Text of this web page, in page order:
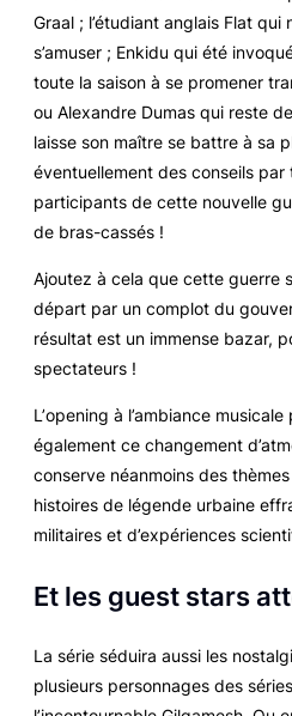
Graal ; l’étudiant anglais Flat
s’amuser ; Enkidu qui été
toute la saison à se promener
ou Alexandre Dumas qui reste
laisse son maître se battre à sa
éventuellement des conseils par
participants de cette nouvelle
de bras-cassés !
Ajoutez à cela que cette guerre
départ par un complot du
résultat est un immense bazar,
spectateurs !
L’opening à l’ambiance
également ce changement
conserve néanmoins des
histoires de légende urbaine
militaires et d’expériences
Et les guest stars
La série séduira aussi les
plusieurs personnages des